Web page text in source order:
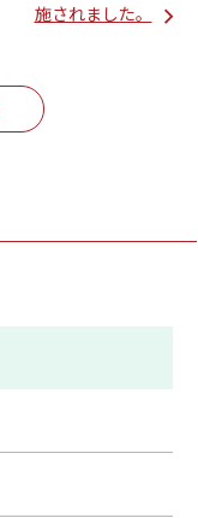
施されました。